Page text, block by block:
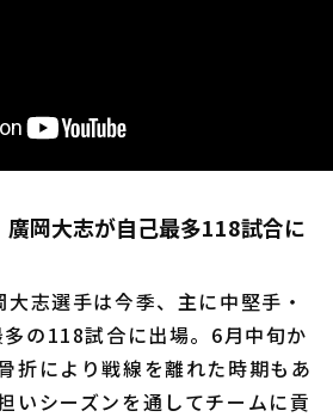
岡大志が自己最多118試合に
志選手は今季、主に中堅手・
の118試合に出場。6月中旬か
折により戦線を離れた時期もあ
いシーズンを通してチームに貢